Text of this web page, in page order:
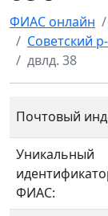
ФИАС онлайн
Советский
двлд. 38
Почтовый
Уникальный
ФИАС: